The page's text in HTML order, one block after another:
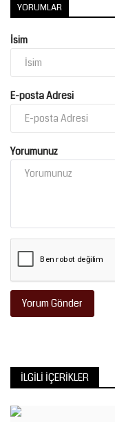
YORUMLAR
İsim
E-posta Adresi
Yorumunuz
Yorum Gönder
İLGILI İÇERIKLER